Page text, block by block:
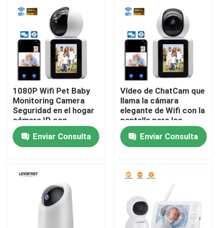
Los vídeos
Sobre nosotros
Recorrido por la fábrica
Control de calidad
Contacta con nosotros
Solicitar una cita
Cámara de seguridad de la bombilla de Wifi
1080P Wifi Pet Baby
Monitoring Camera
Seguridad en el hogar
cámara IP con
pantalla
Enviar Consulta
Vídeo de ChatCam que
llama la cámara
elegante de Wifi con la
pantalla para los
ancianos y los niños
Enviar Consulta